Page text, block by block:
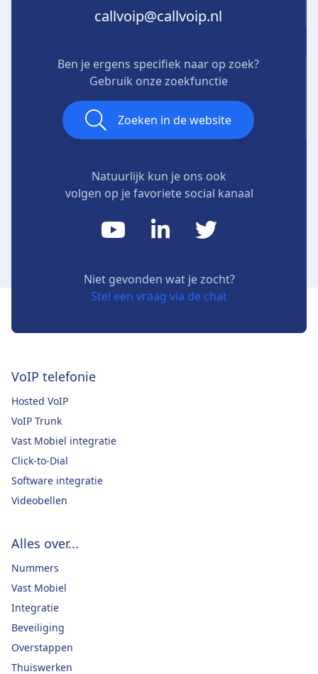
callvoip@callvoip.nl
Ben je ergens specifiek naar op zoek?
Gebruik onze zoekfunctie
Zoeken in de website
Natuurlijk kun je ons ook
volgen op je favoriete social kanaal
Niet gevonden wat je zocht?
Stel een vraag via de chat
VoIP telefonie
Hosted VoIP
VoIP Trunk
Vast Mobiel integratie
Click-to-Dial
Software integratie
Videobellen
Alles over...
Nummers
Vast Mobiel
Integratie
Beveiliging
Overstappen
Thuiswerken